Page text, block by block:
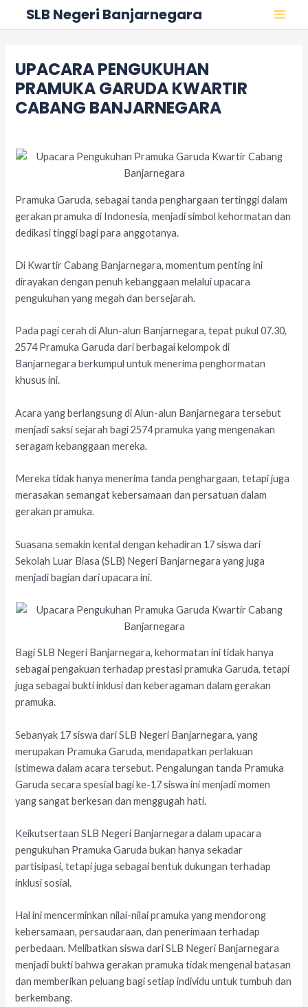
SLB Negeri Banjarnegara
UPACARA PENGUKUHAN
PRAMUKA GARUDA KWARTIR
CABANG BANJARNEGARA
Pramuka Garuda, sebagai tanda penghargaan tertinggi dalam
gerakan pramuka di Indonesia, menjadi simbol kehormatan dan
dedikasi tinggi bagi para anggotanya.
Di Kwartir Cabang Banjarnegara, momentum penting ini
dirayakan dengan penuh kebanggaan melalui upacara
pengukuhan yang megah dan bersejarah.
Pada pagi cerah di Alun-alun Banjarnegara, tepat pukul 07.30,
2574 Pramuka Garuda dari berbagai kelompok di
Banjarnegara berkumpul untuk menerima penghormatan
khusus ini.
Acara yang berlangsung di Alun-alun Banjarnegara tersebut
menjadi saksi sejarah bagi 2574 pramuka yang mengenakan
seragam kebanggaan mereka.
Mereka tidak hanya menerima tanda penghargaan, tetapi juga
merasakan semangat kebersamaan dan persatuan dalam
gerakan pramuka.
Suasana semakin kental dengan kehadiran 17 siswa dari
Sekolah Luar Biasa (SLB) Negeri Banjarnegara yang juga
menjadi bagian dari upacara ini.
Bagi SLB Negeri Banjarnegara, kehormatan ini tidak hanya
sebagai pengakuan terhadap prestasi pramuka Garuda, tetapi
juga sebagai bukti inklusi dan keberagaman dalam gerakan
pramuka.
Sebanyak 17 siswa dari SLB Negeri Banjarnegara, yang
merupakan Pramuka Garuda, mendapatkan perlakuan
istimewa dalam acara tersebut. Pengalungan tanda Pramuka
Garuda secara spesial bagi ke-17 siswa ini menjadi momen
yang sangat berkesan dan menggugah hati.
Keikutsertaan SLB Negeri Banjarnegara dalam upacara
pengukuhan Pramuka Garuda bukan hanya sekadar
partisipasi, tetapi juga sebagai bentuk dukungan terhadap
inklusi sosial.
Hal ini mencerminkan nilai-nilai pramuka yang mendorong
kebersamaan, persaudaraan, dan penerimaan terhadap
perbedaan. Melibatkan siswa dari SLB Negeri Banjarnegara
menjadi bukti bahwa gerakan pramuka tidak mengenal batasan
dan memberikan peluang bagi setiap individu untuk tumbuh dan
berkembang.
Post
navigation